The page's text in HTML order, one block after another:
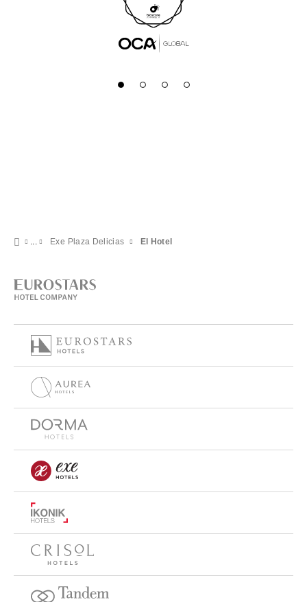
Exe Plaza Delicias El Hotel